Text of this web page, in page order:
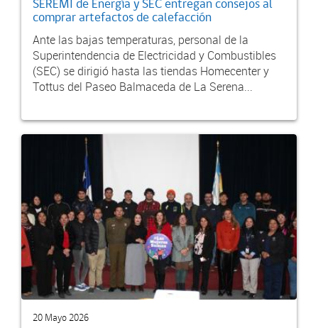
SEREMI de Energía y SEC entregan consejos al
comprar artefactos de calefacción
Ante las bajas temperaturas, personal de la
Superintendencia de Electricidad y Combustibles
(SEC) se dirigió hasta las tiendas Homecenter y
Tottus del Paseo Balmaceda de La Serena...
20 Mayo 2026